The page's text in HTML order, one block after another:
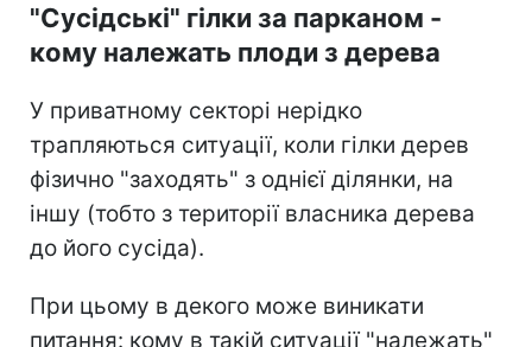
"Сусідські" гілки за парканом -
кому належать плоди з дерева
У приватному секторі нерідко
трапляються ситуації, коли гілки дерев
фізично "заходять" з однієї ділянки, на
іншу (тобто з території власника дерева
до його сусіда).
При цьому в декого може виникати
питання: кому в такій ситуації "належать"